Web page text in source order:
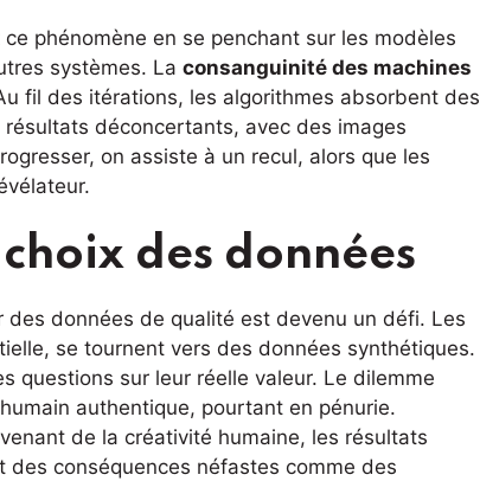
phénomène en se penchant sur les modèles
systèmes. La consanguinité des machines
fil des itérations, les algorithmes absorbent des
déconcertants, avec des images
on assiste à un recul, alors que les
des données
données de qualité est devenu un défi. Les
se tournent vers des données synthétiques.
questions sur leur réelle valeur. Le dilemme
authentique, pourtant en pénurie.
de la créativité humaine, les résultats
des conséquences néfastes comme des